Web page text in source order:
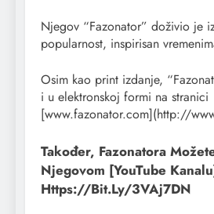
Njegov “Fazonator” doživio je
popularnost, inspirisan
Osim kao print izdanje,
i u elektronskoj formi na stranici
[www.fazonator.com](http://
Također, Fazonatora
Njegovom [YouTube
Https://bit.ly/3VAj7DN